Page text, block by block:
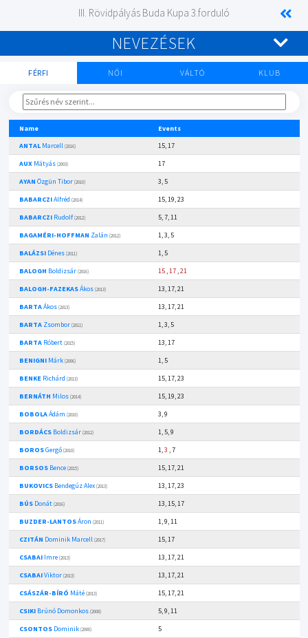
III. Rövidpályás Buda Kupa 3.forduló
NEVEZÉSEK
FÉRFI NŐI VÁLTÓ KLUB
Name
Events
ANTAL Marcell (2016)
15, 17
AUXMátyás (2003)
17
AYAN Özgün Tibor (2010)
3, 5
BABARCZIAlfréd (2014)
15, 19, 23
BABARCZIRudolf(2012)
5, 7, 11
BAGAMÉRI-HOFFMAN Zalán (2012)
1, 3, 5
BALÁZSIDénes (2011)
1, 5
BALOGH Boldizsár (2016) 15,17,21
BALOGH-FAZEKASÁkos (2013)
13, 17, 21
BARTAÁkos (2013)
13, 17, 21
BARTAZsombor (2011)
1, 3, 5
BARTA Róbert (2015)
13, 17
BENIGNIMárk (2006)
1, 5
BENKERichárd (2013)
15, 17, 23
BERNÁTH Milos (2014)
15, 19, 23
BOBOLAÁdám (2010)
3, 9
BORDÁCSBoldizsár (2012)
1, 5, 9
BOROSGergő (2010) 1,3 , 7
BORSOSBence (2015)
15, 17, 21
BUKOVICSBendegúz Alex (2013)
13, 17, 23
BÚSDonát (2016)
13, 15, 17
BUZDER-LANTOSÁron (2011)
1, 9, 11
CZITÁN Dominik Marcell (2017)
15, 17
CSABAIImre (2013)
13, 17, 21
CSABAIViktor (2013)
13, 17, 21
CSÁSZÁR-BÍRÓ Máté (2013)
15, 17, 21
CSIKIBrúnó Domonkos (2008)
5, 9, 11
CSONTOSDominik (2000)
5